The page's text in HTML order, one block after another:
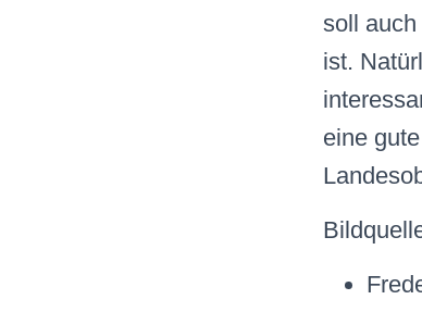
soll
ist.
eine